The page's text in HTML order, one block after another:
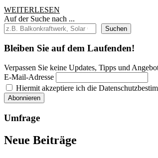
WEITERLESEN
Auf der Suche nach ...
Suchen
Bleiben Sie auf dem Laufenden!
Verpassen Sie keine Updates, Tipps und
E-Mail-Adresse
Hiermit akzeptiere ich die
Umfrage
Neue Beiträge